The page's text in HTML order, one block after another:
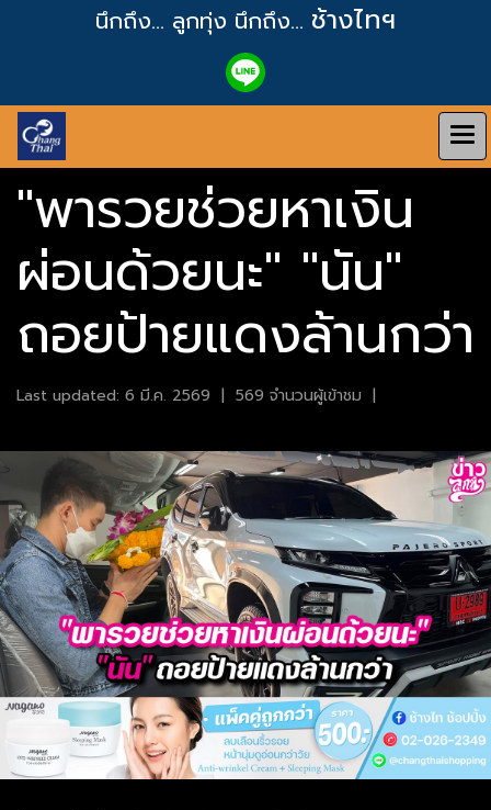
นึกถึง... ลูกทุ่ง นึกถึง... ช้างไทฯ
"พารวยช่วยหาเงิน
ผ่อนด้วยนะ" "นัน"
ถอยป้ายแดงล้านกว่า
Last updated: 6 มี.ค. 2569 | 569 จำนวนผู้เข้าชม |